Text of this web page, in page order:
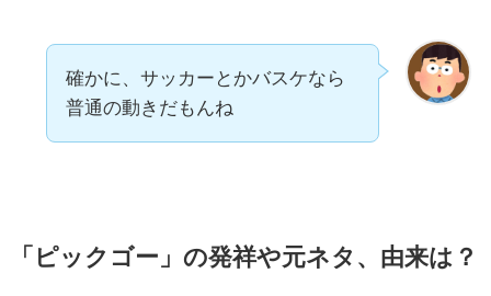
確かに、サッカーとかバスケなら
普通の動きだもんね
「ピックゴー」の発祥や元ネタ、由来は？